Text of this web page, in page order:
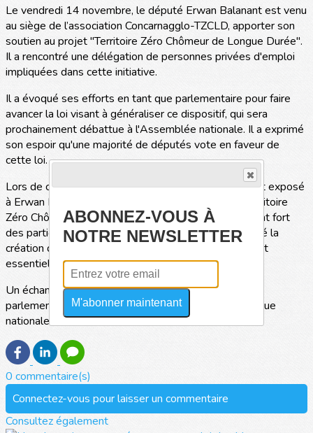
Le vendredi 14 novembre, le député Erwan Balanant est venu
au siège de l’association Concarnagglo-TZCLD, apporter son
soutien au projet "Territoire Zéro Chômeur de Longue Durée".
Il a rencontré une délégation de personnes privées d'emploi
impliquées dans cette initiative.
Il a évoqué ses efforts en tant que parlementaire pour faire
avancer la loi visant à généraliser ce dispositif, qui sera
prochainement débattue à l'Assemblée nationale. Il a exprimé
son espoir qu'une majorité de députés vote en faveur de
cette loi.
Lors de cet échange les membres de l'association ont exposé
à Erwan Balanant la dimension prise par le projet Territoire
Zéro Chômeur à Concarneau, notamment l'engagement fort
des participants au projet et la dynamique qu'a suscité la
création de l'entreprise à but d'emploi Treuzell qu'il est
essentiel de préserver.
Un échange utile entre des acteurs de terrain et un
parlementaire à un moment important de la vie politique
nationale.
0 commentaire(s)
Connectez-vous pour laisser un commentaire
Consultez également
ABONNEZ-VOUS À
NOTRE NEWSLETTER
M'abonner maintenant